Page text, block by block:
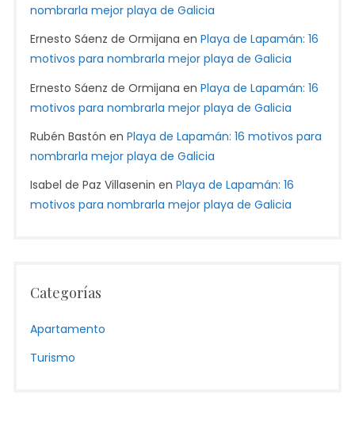
nombrarla mejor playa de Galicia
Ernesto Sáenz de Ormijana en Playa de Lapamán: 16
motivos para nombrarla mejor playa de Galicia
Ernesto Sáenz de Ormijana en Playa de Lapamán: 16
motivos para nombrarla mejor playa de Galicia
Rubén Bastón en Playa de Lapamán: 16 motivos para
nombrarla mejor playa de Galicia
Isabel de Paz Villasenin en Playa de Lapamán: 16
motivos para nombrarla mejor playa de Galicia
Categorías
Apartamento
Turismo